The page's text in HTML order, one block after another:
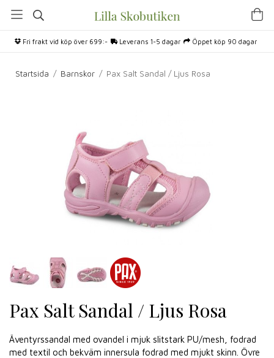
Fri frakt vid köp över 699:- Leverans 1-5 dagar Öppet köp 90 dagar
Startsida / Barnskor / Pax Salt Sandal / Ljus Rosa
Pax Salt Sandal / Ljus Rosa
Äventyrssandal med ovandel i mjuk slitstark PU/mesh, fodrad
med textil och bekväm innersula fodrad med mjukt skinn. Övre